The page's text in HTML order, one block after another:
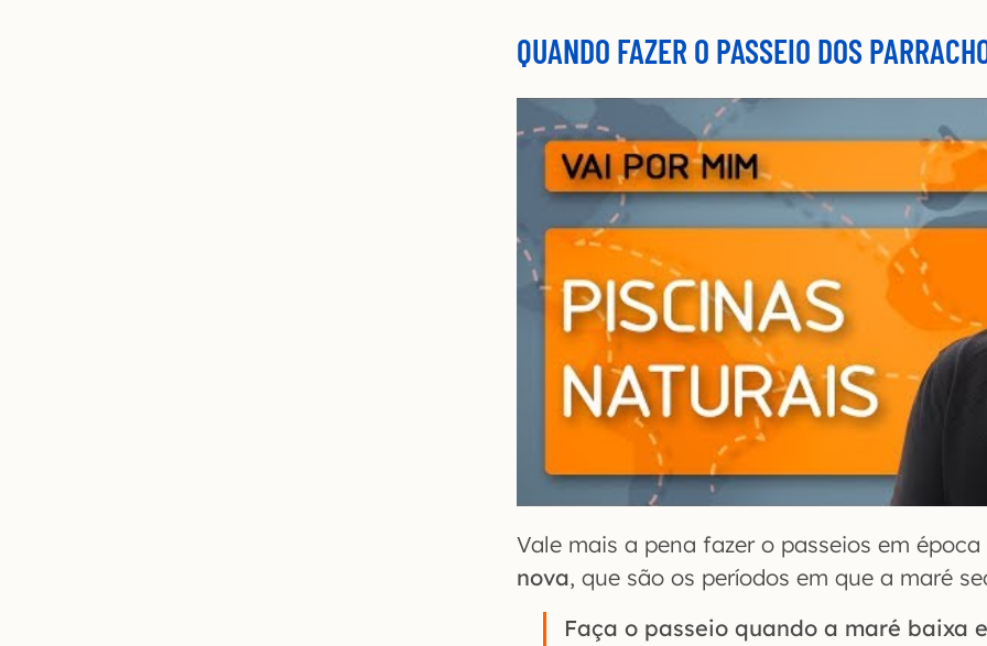
QUANDO FAZER O PASSEIO DOS
Vale mais a pena fazer o passeios em
nova, que são os períodos em que a maré
Faça o passeio quando a maré baixa